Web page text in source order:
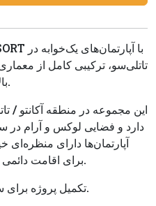
تاتلی‌سو، ترکیبی کامل از
بالای سرمایه‌گذاری را ارائه می‌دهد.
دارد و فضایی لوکس و آرام در
آپارتمان‌ها دارای منظره‌ای
برای اقامت دائمی یا تعطیلات بسیار ایده‌آل می‌سازد.
تکمیل پروژه برای سال ۲۰۲۶ برنامه‌ریزی شده است.